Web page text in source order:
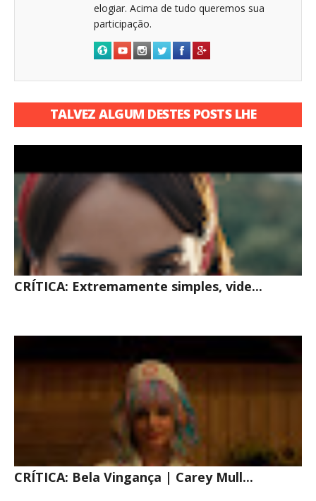
elogiar. Acima de tudo queremos sua
participação.
TALVEZ ALGUM DESTES POSTS LHE
CRÍTICA: Extremamente simples, vide...
CRÍTICA: Bela Vingança | Carey Mull...